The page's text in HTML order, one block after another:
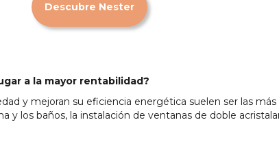
Descubre Nester
a la mayor rentabilidad?
y mejoran su eficiencia energética suelen ser las
y los baños, la instalación de ventanas de doble